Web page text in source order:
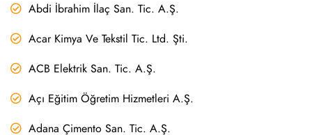
Abdi İbrahim İlaç San. Tic. A.Ş.
Acar Kimya Ve Tekstil Tic. Ltd. Şti.
ACB Elektrik San. Tic. A.Ş.
Açı Eğitim Öğretim Hizmetleri A.Ş.
Adana Çimento San. Tic. A.Ş.